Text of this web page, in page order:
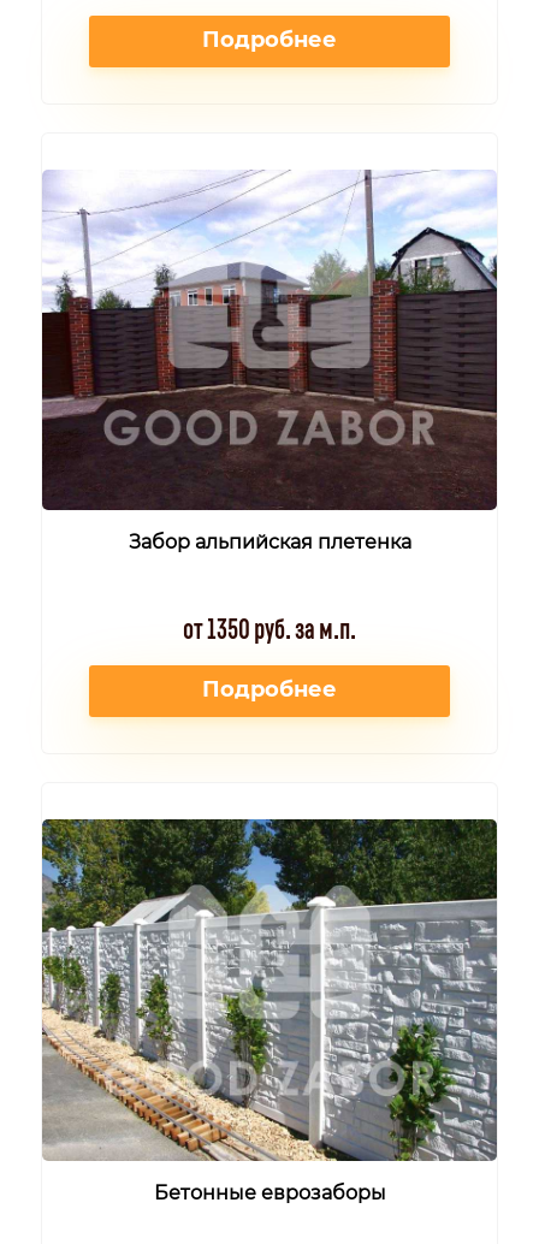
Подробнее
Забор альпийская плетенка
от 1350 руб. за м.п.
Подробнее
Бетонные еврозаборы